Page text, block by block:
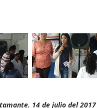
14 de julio del 2017